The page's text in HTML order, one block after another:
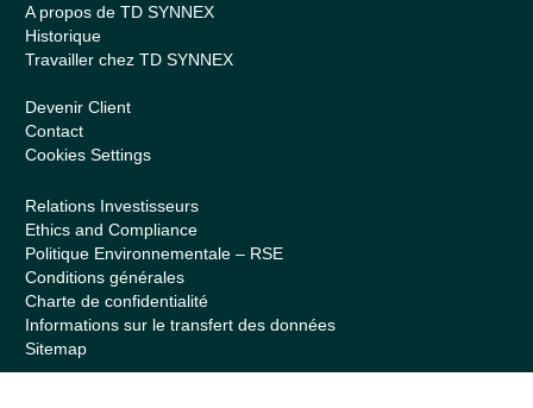
A propos de TD SYNNEX
Historique
Travailler chez TD SYNNEX
Devenir Client
Contact
Cookies Settings
Relations Investisseurs
Ethics and Compliance
Politique Environnementale – RSE
Conditions générales
Charte de confidentialité
Informations sur le transfert des données
Sitemap